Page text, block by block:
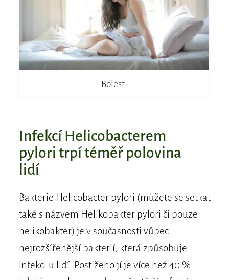
Bolest.
​Infekcí Helicobacterem
pylori trpí téměř polovina
lidí
Bakterie Helicobacter pylori (můžete se setkat
také s názvem Helikobakter pylori či pouze
helikobakter) je v současnosti vůbec
nejrozšířenější bakterií, která způsobuje
infekci u lidí. Postiženo jí je více než 40 %